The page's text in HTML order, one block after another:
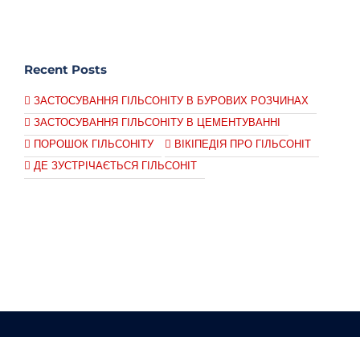
Recent Posts
ЗАСТОСУВАННЯ ГІЛЬСОНІТУ В БУРОВИХ РОЗЧИНАХ
ЗАСТОСУВАННЯ ГІЛЬСОНІТУ В ЦЕМЕНТУВАННІ
ПОРОШОК ГІЛЬСОНІТУ
ВІКІПЕДІЯ ПРО ГІЛЬСОНІТ
ДЕ ЗУСТРІЧАЄТЬСЯ ГІЛЬСОНІТ